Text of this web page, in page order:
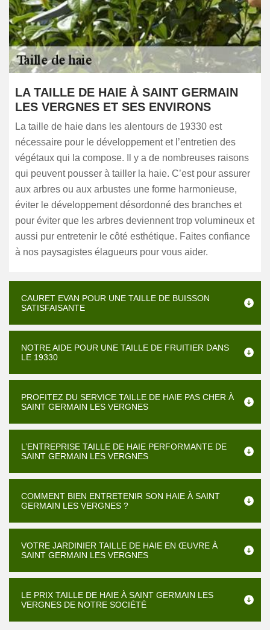
LA TAILLE DE HAIE À SAINT GERMAIN
LES VERGNES ET SES ENVIRONS
La taille de haie dans les alentours de 19330 est
nécessaire pour le développement et l’entretien des
végétaux qui la compose. Il y a de nombreuses raisons
qui peuvent pousser à tailler la haie. C’est pour assurer
aux arbres ou aux arbustes une forme harmonieuse,
éviter le développement désordonné des branches et
pour éviter que les arbres deviennent trop volumineux et
aussi pur entretenir le côté esthétique. Faites confiance
à nos paysagistes élagueurs pour vous aider.
CAURET EVAN POUR UNE TAILLE DE BUISSON
SATISFAISANTE
NOTRE AIDE POUR UNE TAILLE DE FRUITIER DANS
LE 19330
PROFITEZ DU SERVICE TAILLE DE HAIE PAS CHER À
SAINT GERMAIN LES VERGNES
L’ENTREPRISE TAILLE DE HAIE PERFORMANTE DE
SAINT GERMAIN LES VERGNES
COMMENT BIEN ENTRETENIR SON HAIE À SAINT
GERMAIN LES VERGNES ?
VOTRE JARDINIER TAILLE DE HAIE EN ŒUVRE À
SAINT GERMAIN LES VERGNES
LE PRIX TAILLE DE HAIE À SAINT GERMAIN LES
VERGNES DE NOTRE SOCIÉTÉ